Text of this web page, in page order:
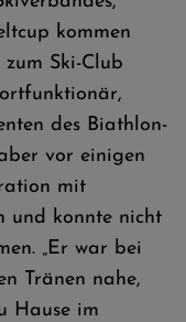
kommen
Ski-Club
des Biathlon-
vor einigen
mit
und konnte nicht
„Er war bei
Tränen nahe,
Hause im